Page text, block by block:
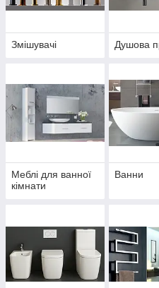
Змішувачі Душова
Меблі для ванної
кімнати
Ванни